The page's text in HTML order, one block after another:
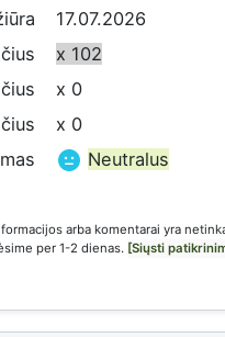
17.07.2026
x 102
x 0
x 0
Neutralus
arba komentarai yra
per 1-2 dienas. [Siųsti